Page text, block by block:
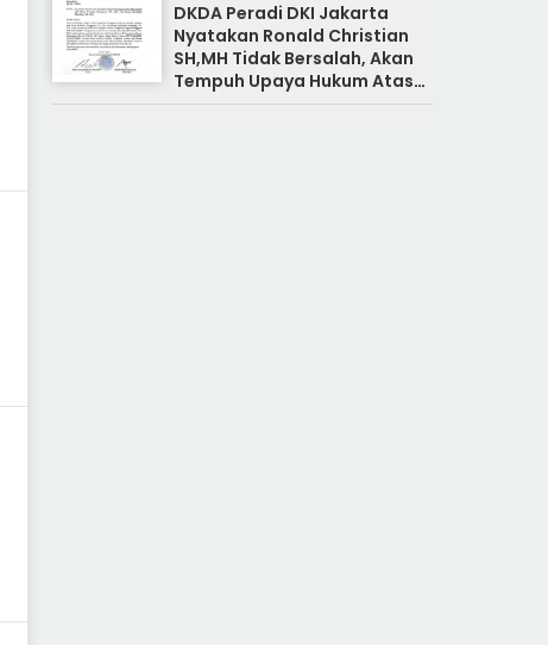
DKDA Peradi DKI Jakarta
Nyatakan Ronald Christian
SH,MH Tidak Bersalah, Akan
Tempuh Upaya Hukum Atas
Pemberitaan Yang Tidak